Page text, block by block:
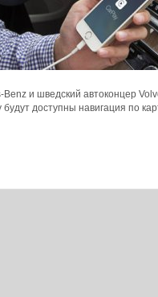
и шведский автоконцер
доступны навигация по